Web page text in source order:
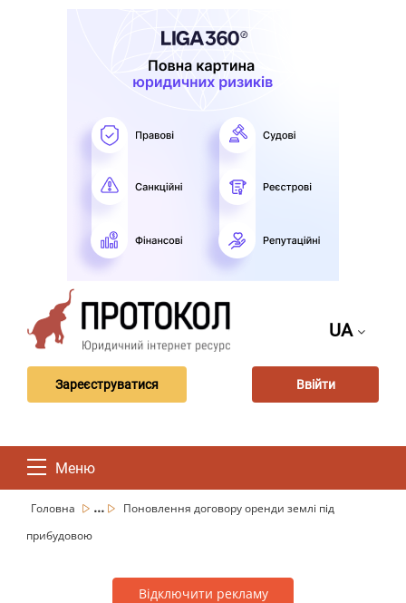
UA
Зареєструватися Ввійти
Меню
Головна ...
Поновлення договору оренди землі під
прибудовою
Відключити рекламу